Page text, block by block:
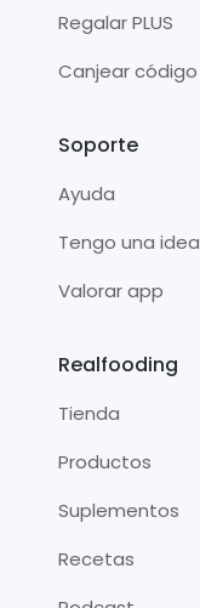
Regalar PLUS
Canjear código
Soporte
Ayuda
Tengo una idea
Valorar app
Realfooding
Tienda
Productos
Suplementos
Recetas